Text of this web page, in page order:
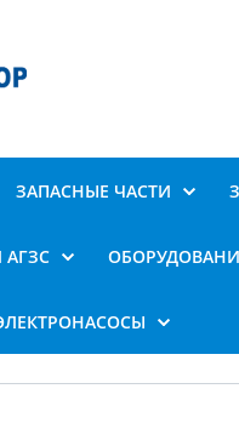
ЗАПАСНЫЕ ЧАСТИ